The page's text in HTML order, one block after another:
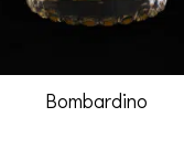
Bombardino